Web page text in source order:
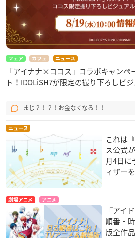
フェア カフェ ニュース
「アイナナ×ココス」コラボキャンペ
ト！IDOLiSH7が限定の撮り下ろしビ
まじ？！？！お金なくなる！！
ニュース
これは
ス公式
月4日に
ィザー
劇場アニメ アニメ
『アイ
順番・
版全作